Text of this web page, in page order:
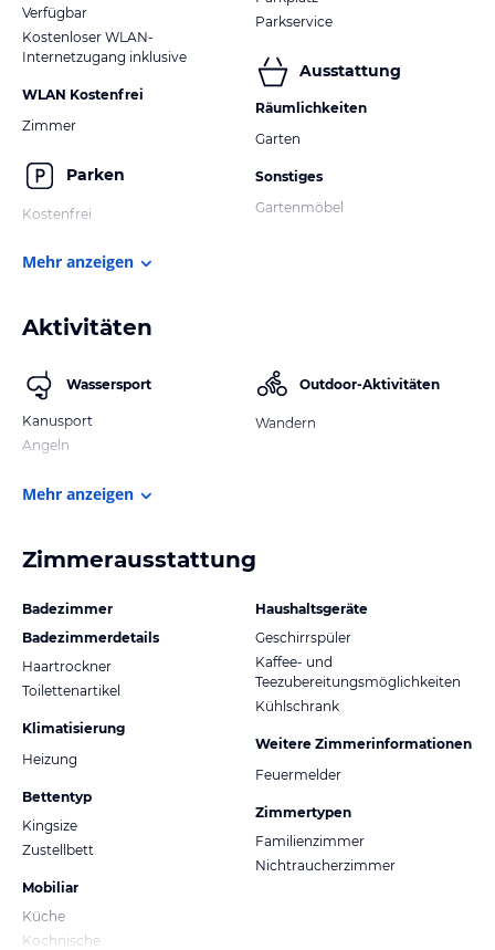
Verfügbar
Kostenloser WLAN-
Internetzugang inklusive
WLAN Kostenfrei
Zimmer
Parken
Kostenfrei
Parkservice
Ausstattung
Räumlichkeiten
Garten
Sonstiges
Gartenmöbel
Mehr anzeigen
Aktivitäten
Wassersport
Kanusport
Angeln
Outdoor-Aktivitäten
Wandern
Mehr anzeigen
Zimmerausstattung
Badezimmer
Badezimmerdetails
Haartrockner
Toilettenartikel
Klimatisierung
Heizung
Bettentyp
Kingsize
Zustellbett
Mobiliar
Küche
Kochnische
Haushaltsgeräte
Geschirrspüler
Kaffee- und
Teezubereitungsmöglichkeiten
Kühlschrank
Weitere Zimmerinformationen
Feuermelder
Zimmertypen
Familienzimmer
Nichtraucherzimmer